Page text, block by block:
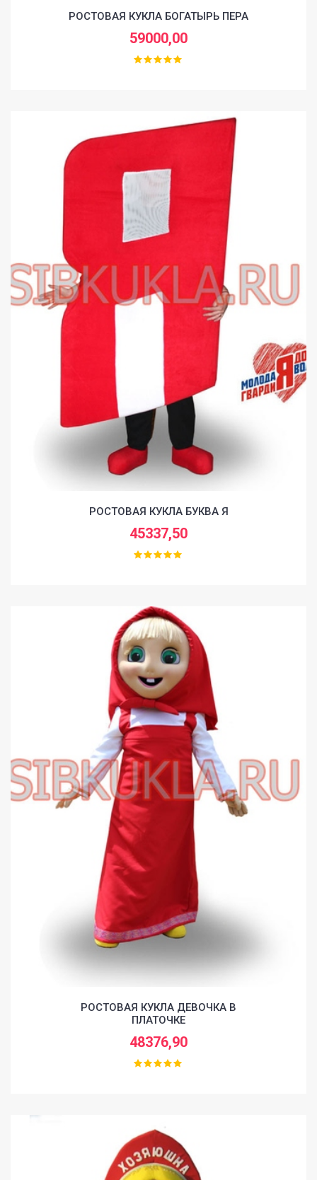
РОСТОВАЯ КУКЛА БОГАТЫРЬ ПЕРА
59000,00
РОСТОВАЯ КУКЛА БУКВА Я
45337,50
РОСТОВАЯ КУКЛА ДЕВОЧКА В
ПЛАТОЧКЕ
48376,90